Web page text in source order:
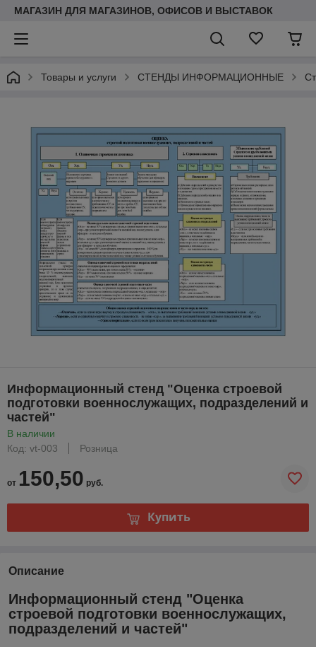
МАГАЗИН ДЛЯ МАГАЗИНОВ, ОФИСОВ И ВЫСТАВОК
Товары и услуги СТЕНДЫ ИНФОРМАЦИОННЫЕ
Информационный стенд "Оценка строевой
подготовки военнослужащих, подразделений и
частей"
В наличии
Код: vt-003
Розница
от 150,50 руб.
Купить
Описание
Информационный стенд "Оценка
строевой подготовки военнослужащих,
подразделений и частей"